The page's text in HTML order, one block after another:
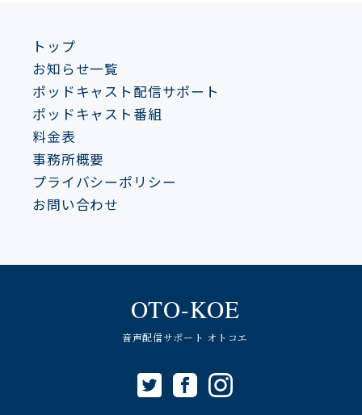
トップ
お知らせ一覧
ポッドキャスト配信サポート
ポッドキャスト番組
料金表
事務所概要
プライバシーポリシー
お問い合わせ
OTO-KOE
音声配信サポート オトコエ